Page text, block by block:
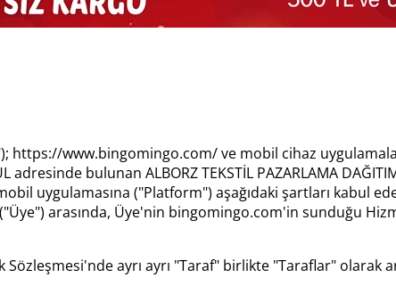
https://www.bingomingo.com/ ve mobil cihaz
adresinde bulunan ALBORZ TEKSTİL PAZARLAMA
uygulamasına ("Platform") aşağıdaki şartları kabul
arasında, Üye'nin bingomingo.com'in sunduğu
ayrı ayrı "Taraf" birlikte "Taraflar" olarak